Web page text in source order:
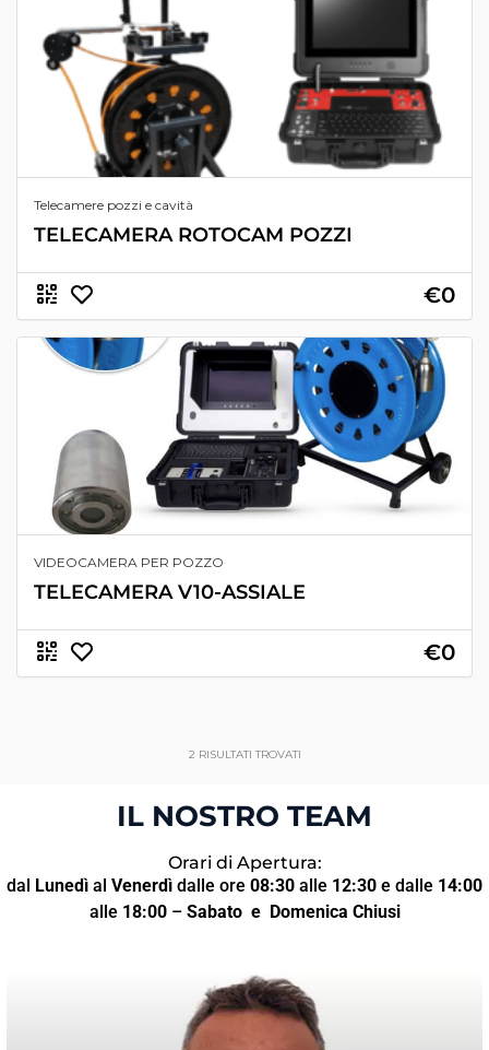
Telecamere pozzi e cavità
TELECAMERA ROTOCAM POZZI
€0
VIDEOCAMERA PER POZZO
TELECAMERA V10-ASSIALE
€0
2 RISULTATI TROVATI
IL NOSTRO TEAM
Orari di Apertura:
dal Lunedì al Venerdì dalle ore 08:30 alle 12:30 e dalle 14:00
alle 18:00– Sabato e Domenica Chiusi